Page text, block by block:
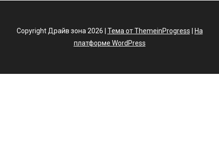
Copyright Драйв зона 2026 | Тема от ThemeinProgress
На
платформе WordPress